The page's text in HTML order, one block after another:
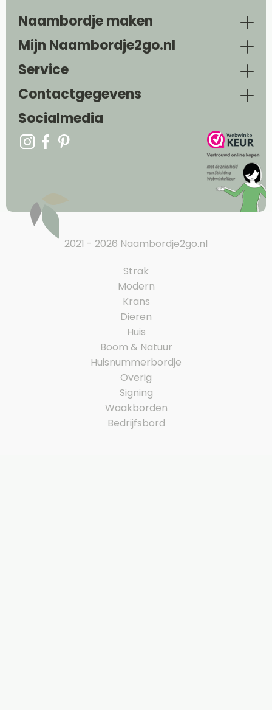
Naambordje maken
Mijn Naambordje2go.nl
Service
Contactgegevens
Socialmedia
2021 - 2026 Naambordje2go.nl
Strak
Modern
Krans
Dieren
Huis
Boom & Natuur
Huisnummerbordje
Overig
Signing
Waakborden
Bedrijfsbord